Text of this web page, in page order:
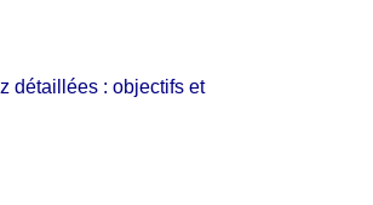
détaillées : objectifs et